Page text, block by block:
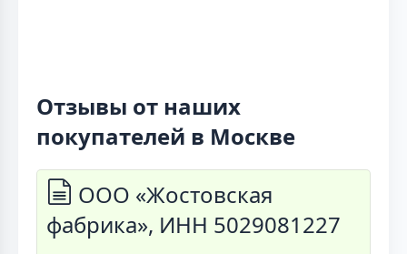
Отзывы от наших
покупателей в Москве
ООО «Жостовская
фабрика», ИНН 5029081227